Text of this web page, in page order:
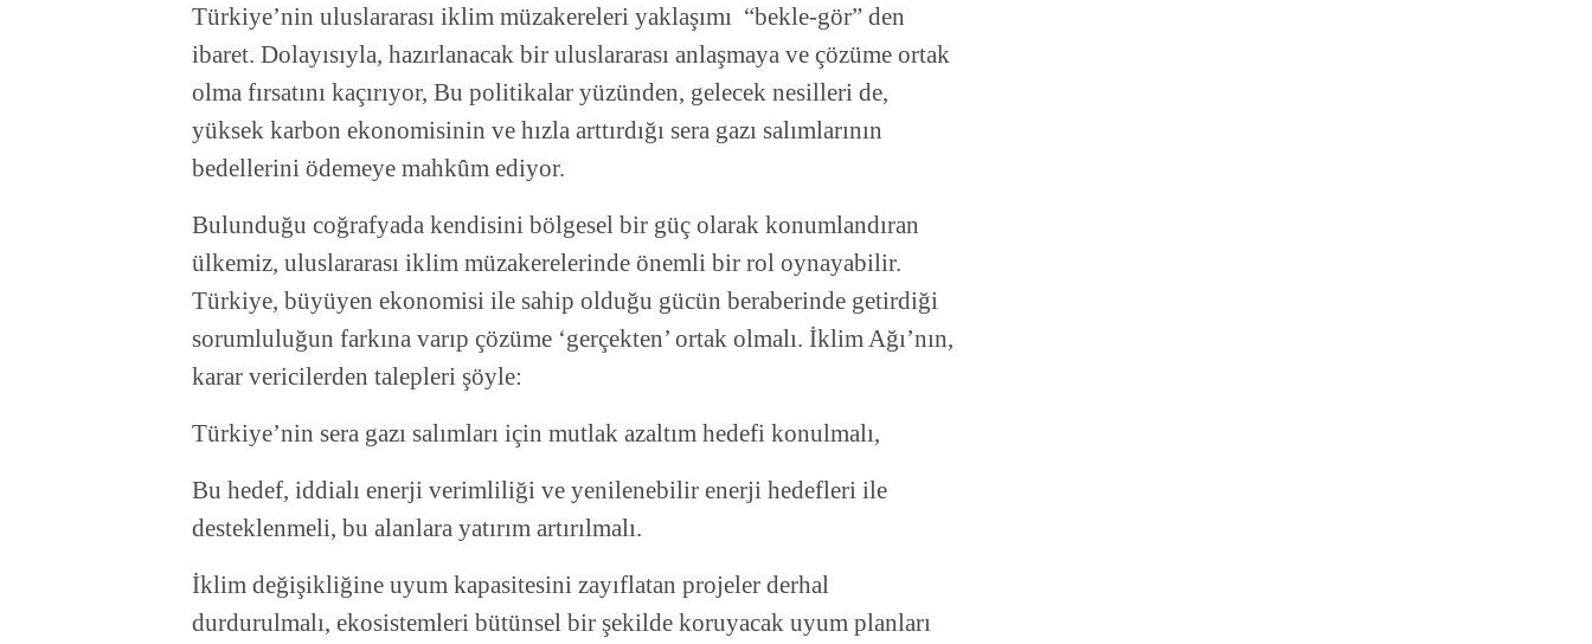
Türkiye’nin uluslararası iklim müzakereleri yaklaşımı “bekle-gör” den
ibaret. Dolayısıyla, hazırlanacak bir uluslararası anlaşmaya ve çözüme ortak
olma fırsatını kaçırıyor, Bu politikalar yüzünden, gelecek nesilleri de,
yüksek karbon ekonomisinin ve hızla arttırdığı sera gazı salımlarının
bedellerini ödemeye mahkûm ediyor.
Bulunduğu coğrafyada kendisini bölgesel bir güç olarak konumlandıran
ülkemiz, uluslararası iklim müzakerelerinde önemli bir rol oynayabilir.
Türkiye, büyüyen ekonomisi ile sahip olduğu gücün beraberinde getirdiği
sorumluluğun farkına varıp çözüme ‘gerçekten’ ortak olmalı. İklim Ağı’nın,
karar vericilerden talepleri şöyle:
Türkiye’nin sera gazı salımları için mutlak azaltım hedefi konulmalı,
Bu hedef, iddialı enerji verimliliği ve yenilenebilir enerji hedefleri ile
desteklenmeli, bu alanlara yatırım artırılmalı.
İklim değişikliğine uyum kapasitesini zayıflatan projeler derhal
durdurulmalı, ekosistemleri bütünsel bir şekilde koruyacak uyum planları